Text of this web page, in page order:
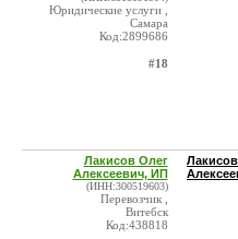
Юридические услуги ,
Самара
Код:2899686
#18
Лакисов Олег
Алексеевич, ИП
(ИНН:300519603)
Перевозчик ,
Витебск
Код:438818